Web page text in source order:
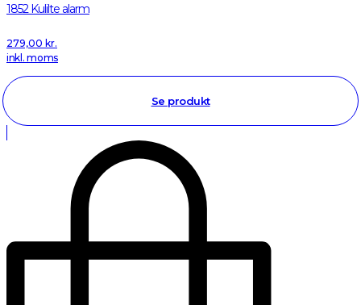
1852 Kulilte alarm
279,00 kr.
inkl. moms
Se produkt